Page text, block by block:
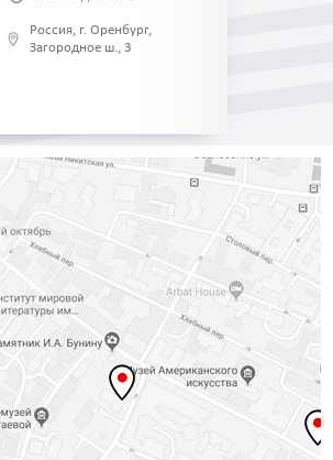
Россия, г. Оренбург,
Загородное ш., 3